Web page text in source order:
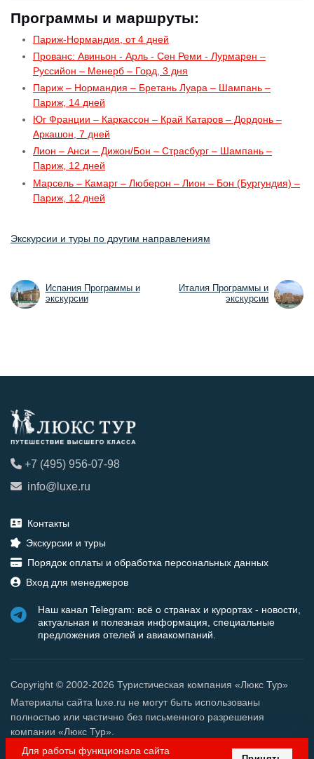
Программы и маршруты:
Париж-Нормандия, от 4 дней
Прованс: Авиньон - Арль - Сен Реми - Лурмарен –
Руссийон – Менерб – Горд, 3 дня
Париж – Нормандия – Бретань Луара – Шампань –
Париж, 14 дней
Юг Франции – Каркассон – Край Катаров – Дордонь –
Аркашон, 7 дней
Лион – Анси – Дижон/Бон – Страсбург – Шампань –
Париж, 12 дней
Марсель – Камарг – Люберон – Лион – Бон (Бургундия) –
Париж, 12 дней
Экскурсии и туры по другим направлениям
Испания Программы и
экскурсии
Италия Программы и
экскурсии
+7 (495) 956-07-98
info@luxe.ru
Контакты
Экскурсии и туры
Порядок оплаты и обработка персональных данных
Вход для менеджеров
Наш канал Telegram: всё о странах и курортах - новости,
актуальная и полезная информация, специальные
предложения отелей и авиакомпаний.
Copyright © 2002-2026 Туристическая компания «Люкс Тур»
Материалы сайта luxe.ru не могут быть использованы
полностью или частично без письменного разрешения
компании «Люкс Тур».
Для работы функционала сайта